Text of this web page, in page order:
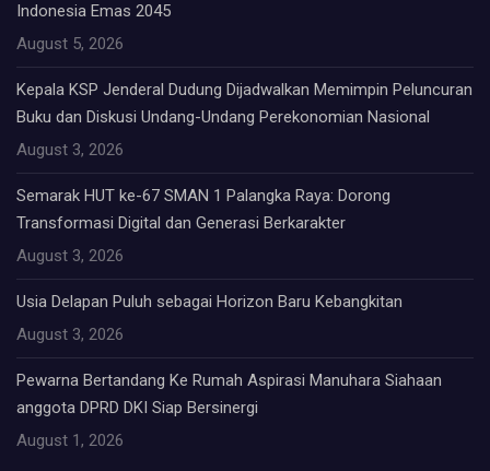
Indonesia Emas 2045
August 5, 2026
Kepala KSP Jenderal Dudung Dijadwalkan Memimpin Peluncuran
Buku dan Diskusi Undang-Undang Perekonomian Nasional
August 3, 2026
Semarak HUT ke-67 SMAN 1 Palangka Raya: Dorong
Transformasi Digital dan Generasi Berkarakter
August 3, 2026
Usia Delapan Puluh sebagai Horizon Baru Kebangkitan
August 3, 2026
Pewarna Bertandang Ke Rumah Aspirasi Manuhara Siahaan
anggota DPRD DKI Siap Bersinergi
August 1, 2026